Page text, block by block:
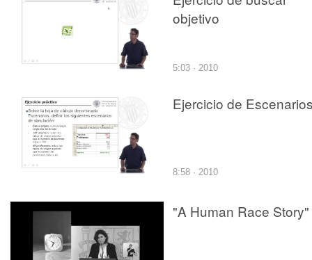
objetivo
5:03 · 2010
Ejercicio de
8:58 · 2010
"A Human Race Story"